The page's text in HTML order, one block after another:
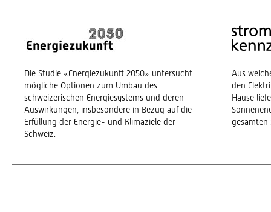
Die Studie «Energiezukunft 2050» untersucht
mögliche Optionen zum Umbau des
schweizerischen Energiesystems und deren
Auswirkungen, insbesondere in Bezug auf die
Erfüllung der Energie- und Klimaziele der
Schweiz.
Aus
den
Hause
gesamten